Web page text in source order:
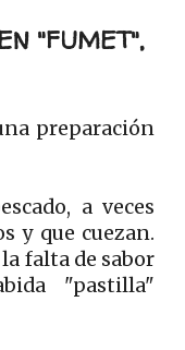
"FUMET",
preparación
a veces
y que cuezan.
falta de sabor
"pastilla"